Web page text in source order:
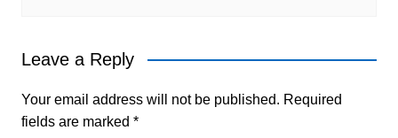
Leave a Reply
Your email address will not be published. Required
fields are marked *